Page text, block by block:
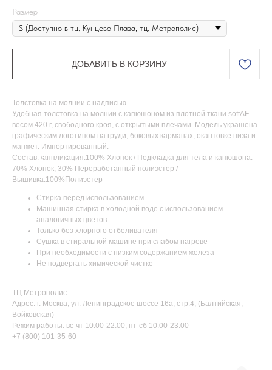
Размер
ДОБАВИТЬ В КОРЗИНУ
Толстовка на молнии с надписью.
Удобная толстовка на молнии с капюшоном из плотной ткани softAF
весом 420 г, свободного кроя, с открытыми плечами. Модель украшена
графическим логотипом на груди, боковых карманах, окантовке низа и
манжет. Импортированный.
Состав: /аппликация:100% Хлопок / Подкладка для тела и капюшона:
70% Хлопок, 30% Переработанный полиэстер /
Вышивка:100%Полиэстер
Стирка перед использованием
Машинная стирка в холодной воде с использованием
аналогичных цветов
Только без хлорного отбеливателя
Сушка в стиральной машине при слабом нагреве
При необходимости с низким содержанием железа
Не подвергать химической чистке
ТЦ Метрополис
Адрес: г. Москва, ул. Ленинградское шоссе 16а, стр.4, (Балтийская,
Войковская)
Режим работы: вс-чт 10:00-22:00, пт-сб 10:00-23:00
+7 (800) 101-35-60